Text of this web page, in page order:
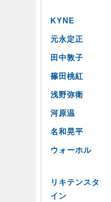
KYNE
元永定正
田中敦子
篠田桃紅
浅野弥衛
河原温
名和晃平
ウォーホル
リキテンスタ
イン